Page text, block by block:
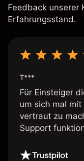
Feedback unserer
Erfahrungsstand.
T***
Für Einsteiger
um sich mal
vertraut zu
Support